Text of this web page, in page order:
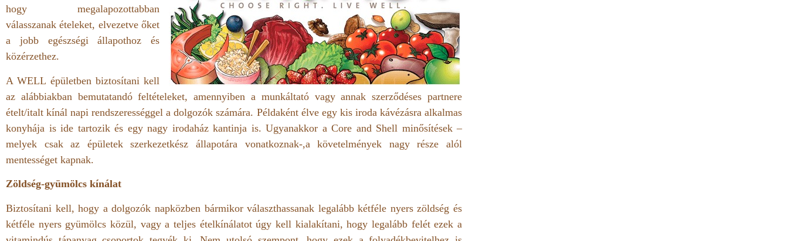
hogy megalapozottabban
válasszanak ételeket, elvezetve őket
a jobb egészségi állapothoz és
közérzethez.
A WELL épületben biztosítani kell
az alábbiakban bemutatandó feltételeket, amennyiben a munkáltató vagy annak szerződéses partnere
ételt/italt kínál napi rendszerességgel a dolgozók számára. Példaként élve egy kis iroda kávézásra alkalmas
konyhája is ide tartozik és egy nagy irodaház kantinja is. Ugyanakkor a Core and Shell minősítések –
melyek csak az épületek szerkezetkész állapotára vonatkoznak-,a követelmények nagy része alól
mentességet kapnak.
Zöldség-gyümölcs kínálat
Biztosítani kell, hogy a dolgozók napközben bármikor választhassanak legalább kétféle nyers zöldség és
kétféle nyers gyümölcs közül, vagy a teljes ételkínálatot úgy kell kialakítani, hogy legalább felét ezek a